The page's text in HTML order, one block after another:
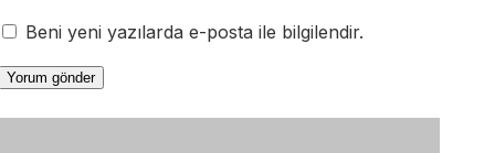
Beni yeni yazılarda e-posta ile bilgilendir.